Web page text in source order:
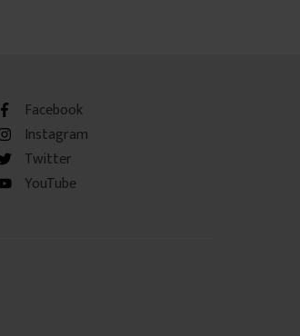
Facebook
Instagram
Twitter
YouTube